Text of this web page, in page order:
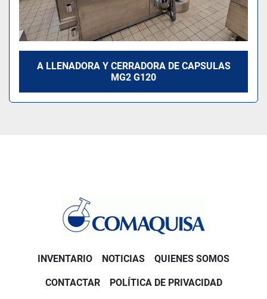
A LLENADORA Y CERRADORA DE CAPSULAS
MG2 G120
INVENTARIO NOTICIAS QUIENES SOMOS
CONTACTAR POLÍTICA DE PRIVACIDAD